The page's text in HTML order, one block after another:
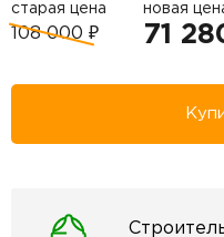
старая цена
108 000 ₽
новая
71